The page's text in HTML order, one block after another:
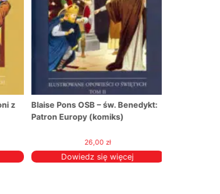
z
Blaise Pons OSB – św. Benedykt:
Patron Europy (komiks)
26,00 zł
Dowiedz się więcej